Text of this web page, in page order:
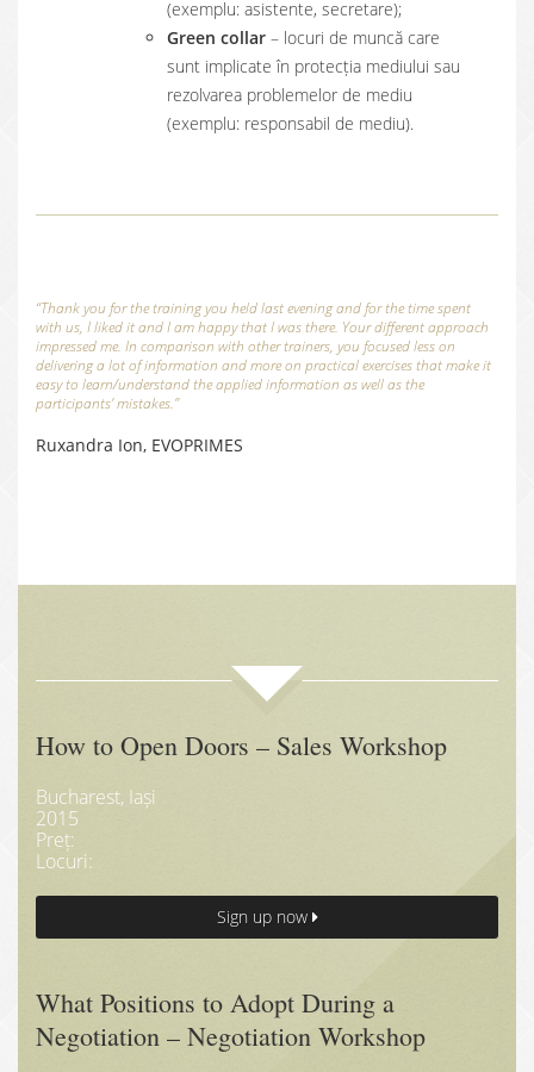
(exemplu: asistente, secretare);
Green collar – locuri de muncă care
sunt implicate în protecția mediului sau
rezolvarea problemelor de mediu
(exemplu: responsabil de mediu).
“Thank you for the training you held last evening and for the time spent
with us, I liked it and I am happy that I was there. Your different approach
impressed me. In comparison with other trainers, you focused less on
delivering a lot of information and more on practical exercises that make it
easy to learn/understand the applied information as well as the
participants’ mistakes.”
Ruxandra Ion, EVOPRIMES
How to Open Doors – Sales Workshop
Bucharest, Iași
2015
Preț:
Locuri:
Sign up now
What Positions to Adopt During a
Negotiation – Negotiation Workshop